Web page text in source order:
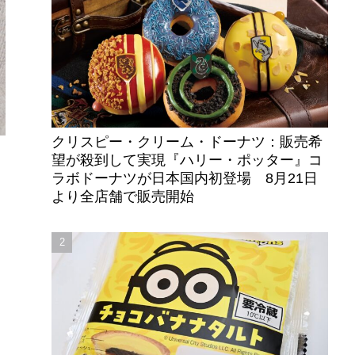
クリスピー・クリーム・ドーナツ：販売希
望が殺到して実現『ハリー・ポッター』コ
ラボドーナツが日本国内初登場 8月21日
より全店舗で販売開始